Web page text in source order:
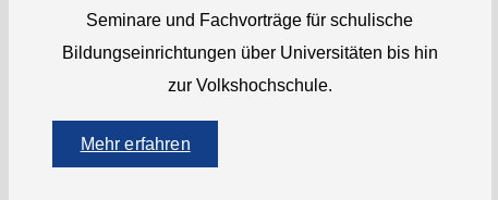
Seminare und Fachvorträge für schulische
Bildungseinrichtungen über Universitäten bis hin
zur Volkshochschule.
Mehr erfahren